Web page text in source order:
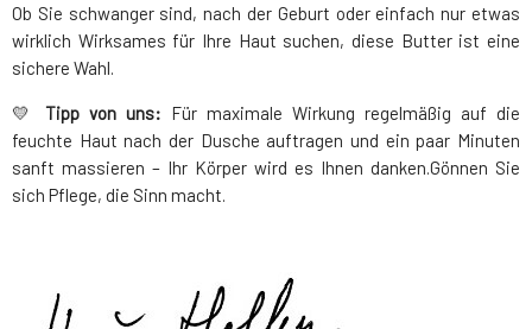
Ob Sie schwanger sind, nach der Geburt oder einfach nur etwas
wirklich Wirksames für Ihre Haut suchen, diese Butter ist eine
sichere Wahl.
💛 Tipp von uns: Für maximale Wirkung regelmäßig auf die
feuchte Haut nach der Dusche auftragen und ein paar Minuten
sanft massieren – Ihr Körper wird es Ihnen danken.Gönnen Sie
sich Pflege, die Sinn macht.